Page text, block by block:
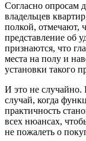
Согласно опросам
владельцев
полкой, отмечают,
представление об
признаются, что
места на полу и
установки такого
И это не случайно.
случай, когда
практичность
всех нюансах,
не пожалеть о